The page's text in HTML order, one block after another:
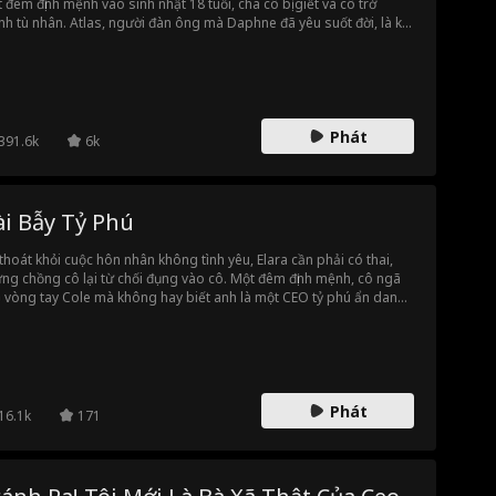
đêm định mệnh vào sinh nhật 18 tuổi, cha cô bị giết và cô trở
tù nhân. Atlas, người đàn ông mà Daphne đã yêu suốt đời, là kẻ
6k Phát
Bẫy Tỷ Phú
khỏi cuộc hôn nhân không tình yêu, Elara cần phải có thai,
chồng cô lại từ chối đụng vào cô. Một đêm định mệnh, cô ngã
vòng tay Cole mà không hay biết anh là một CEO tỷ phú ẩn danh,
16.1k 171 Phát